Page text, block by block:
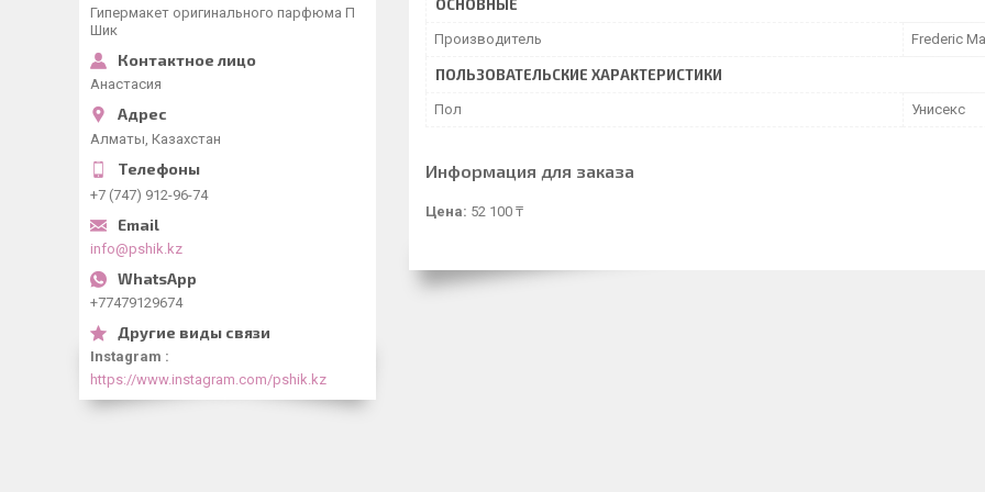
ОСНОВНЫЕ
Производитель Frederic
ПОЛЬЗОВАТЕЛЬСКИЕ ХАРАКТЕРИСТИКИ
Пол Унисекс
Информация для заказа
Цена: 52 100 ₸
Гипермакет оригинального парфюма П
Шик
Анастасия
Алматы, Казахстан
+7 (747) 912-96-74
info@pshik.kz
+77479129674
Instagram
https://www.instagram.com/pshik.kz